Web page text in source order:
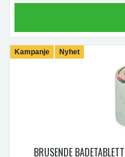
Kampanje Nyhet
BRUSENDE